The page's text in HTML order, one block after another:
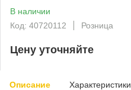
В наличии
Код: 40720112
Розница
Цену уточняйте
Описание Характеристики